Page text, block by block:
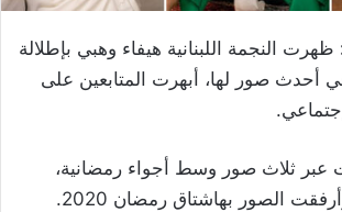
ظهرت النجمة اللبنانية هيفاء وهبي بإطلالة
أحدث صور لها، أبهرت المتابعين على
عبر ثلاث صور وسط أجواء رمضانية،
الصور بهاشتاق رمضان 2020.